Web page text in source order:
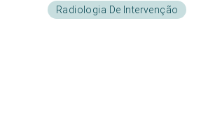
Radiologia De Intervenção